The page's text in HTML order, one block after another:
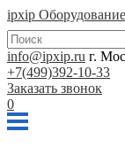
ipxip
info@ipxip.ru г.
+7(499)392-10-33
Заказать звонок
0